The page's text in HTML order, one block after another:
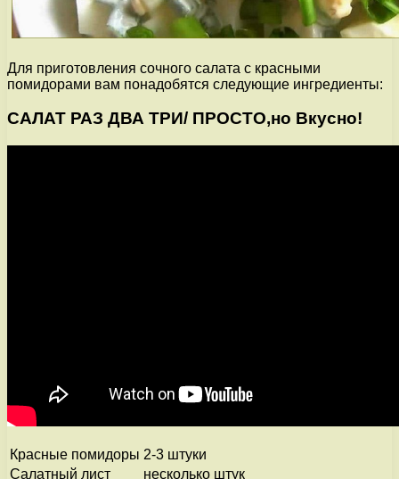
Для приготовления сочного салата с красными
помидорами вам понадобятся следующие ингредиенты:
САЛАТ РАЗ ДВА ТРИ/ ПРОСТО,но Вкусно!
Красные помидоры 2-3 штуки
Салатный лист
несколько штук